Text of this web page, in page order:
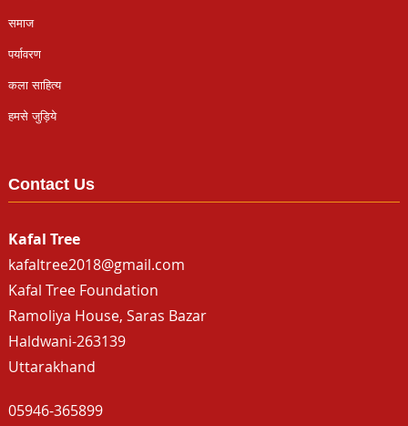
समाज
पर्यावरण
कला साहित्य
हमसे जुड़िये
Contact Us
Kafal Tree
kafaltree2018@gmail.com
Kafal Tree Foundation
Ramoliya House, Saras Bazar
Haldwani-263139
Uttarakhand
05946-365899